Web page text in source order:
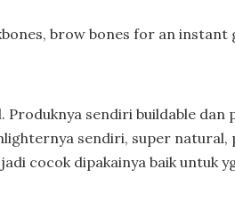
brow bones for an instant
sendiri buildable dan
sendiri, super natural,
cocok dipakainya baik untuk